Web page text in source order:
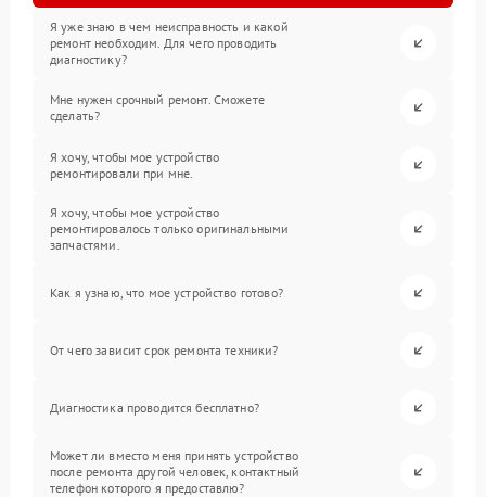
Я уже знаю в чем неисправность и какой
ремонт необходим. Для чего проводить
диагностику?
Мне нужен срочный ремонт. Сможете
сделать?
Я хочу, чтобы мое устройство
ремонтировали при мне.
Я хочу, чтобы мое устройство
ремонтировалось только оригинальными
запчастями.
Как я узнаю, что мое устройство готово?
От чего зависит срок ремонта техники?
Диагностика проводится бесплатно?
Может ли вместо меня принять устройство
после ремонта другой человек, контактный
телефон которого я предоставлю?